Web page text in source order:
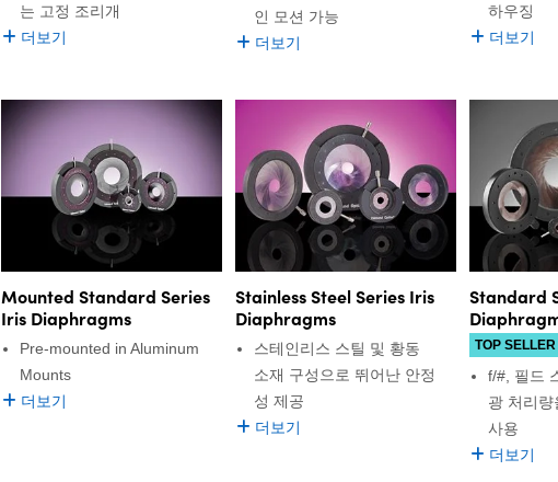
는 고정 조리개
더보기
인 모션 가능
더보기
하우징
더보기
Mounted Standard Series
Iris Diaphragms
Pre-mounted in Aluminum
Mounts
더보기
Stainless Steel Series Iris
Diaphragms
스테인리스 스틸 및 황동
소재 구성으로 뛰어난 안정
성 제공
더보기
Standard
TOP SELLER
f/#, 필드
광 처리
사용
더보기